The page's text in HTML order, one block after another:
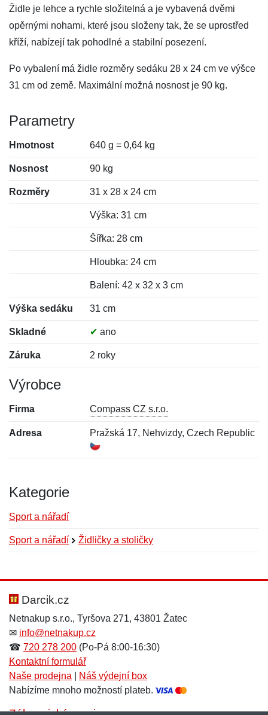
Židle je lehce a rychle složitelná a je vybavená dvěmi
opěrnými nohami, které jsou složeny tak, že se uprostřed
kříží, nabízejí tak pohodlné a stabilní posezení.
Po vybalení má židle rozměry sedáku 28 x 24 cm ve výšce
31 cm od země. Maximální možná nosnost je 90 kg.
Parametry
Hmotnost 640 g = 0,64 kg
Nosnost 90 kg
Rozměry 31 x 28 x 24 cm
Výška: 31 cm
Šířka: 28 cm
Hloubka: 24 cm
Balení: 42 x 32 x 3 cm
Výška sedáku 31 cm
Skladné ✔ ano
Záruka 2 roky
Výrobce
Firma Compass CZ s.r.o.
Adresa Pražská 17, Nehvizdy, Czech Republic
Kategorie
Sport a nářadí
Sport a nářadí Židličky a stoličky
Hodnocení:
Jméno: *
Jméno:
E-mail:*
Darcik.cz
Netnakup s.r.o., Tyršova 271, 43801 Žatec
✉ info@netnakup.cz
☎ 720 278 200 (Po-Pá 8:00-16:30)
Kontaktní formulář
Naše prodejna
Náš výdejní box
Nabízíme mnoho možností plateb.